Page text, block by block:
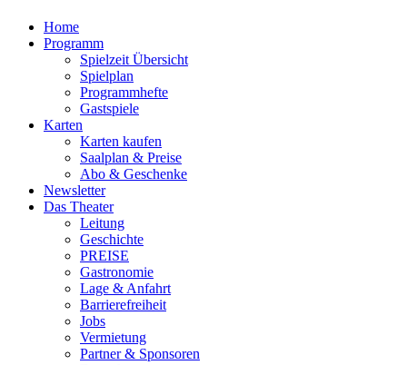
Home
Programm
Spielzeit Übersicht
Spielplan
Programmhefte
Gastspiele
Karten
Karten kaufen
Saalplan & Preise
Abo & Geschenke
Newsletter
Das Theater
Leitung
Geschichte
PREISE
Gastronomie
Lage & Anfahrt
Barrierefreiheit
Jobs
Vermietung
Partner & Sponsoren